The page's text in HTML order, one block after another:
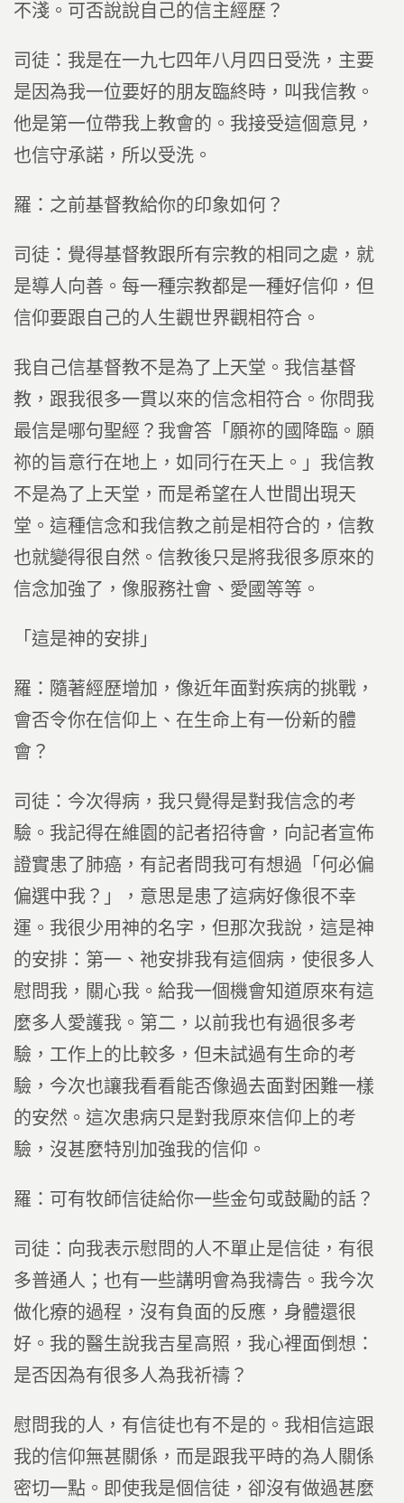
不淺。可否說說自己的信主經歷？
司徒：我是在一九七四年八月四日受洗，主要
是因為我一位要好的朋友臨終時，叫我信教。
他是第一位帶我上教會的。我接受這個意見，
也信守承諾，所以受洗。
羅：之前基督教給你的印象如何？
司徒：覺得基督教跟所有宗教的相同之處，就
是導人向善。每一種宗教都是一種好信仰，但
信仰要跟自己的人生觀世界觀相符合。
我自己信基督教不是為了上天堂。我信基督
教，跟我很多一貫以來的信念相符合。你問我
最信是哪句聖經？我會答「願祢的國降臨。願
祢的旨意行在地上，如同行在天上。」我信教
不是為了上天堂，而是希望在人世間出現天
堂。這種信念和我信教之前是相符合的，信教
也就變得很自然。信教後只是將我很多原來的
信念加強了，像服務社會、愛國等等。
「這是神的安排」
羅：隨著經歷增加，像近年面對疾病的挑戰，
會否令你在信仰上、在生命上有一份新的體
會？
司徒：今次得病，我只覺得是對我信念的考
驗。我記得在維園的記者招待會，向記者宣佈
證實患了肺癌，有記者問我可有想過「何必偏
偏選中我？」，意思是患了這病好像很不幸
運。我很少用神的名字，但那次我說，這是神
的安排：第一、祂安排我有這個病，使很多人
慰問我，關心我。給我一個機會知道原來有這
麼多人愛護我。第二，以前我也有過很多考
驗，工作上的比較多，但未試過有生命的考
驗，今次也讓我看看能否像過去面對困難一樣
的安然。這次患病只是對我原來信仰上的考
驗，沒甚麼特別加強我的信仰。
羅：可有牧師信徒給你一些金句或鼓勵的話？
司徒：向我表示慰問的人不單止是信徒，有很
多普通人；也有一些講明會為我禱告。我今次
做化療的過程，沒有負面的反應，身體還很
好。我的醫生說我吉星高照，我心裡面倒想：
是否因為有很多人為我祈禱？
慰問我的人，有信徒也有不是的。我相信這跟
我的信仰無甚關係，而是跟我平時的為人關係
密切一點。即使我是個信徒，卻沒有做過甚麼